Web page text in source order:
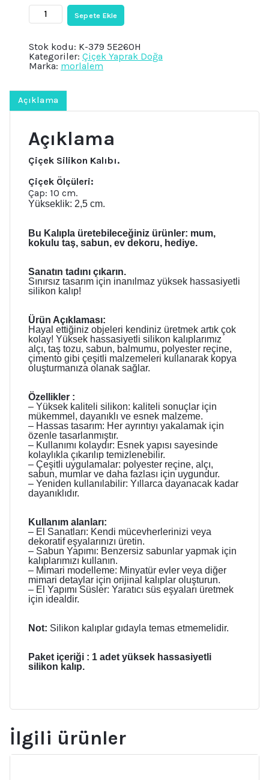
3
Boyutlu
Demeti
Silikon
Kalıp
Kokulu
Taş
Sabun
Mum
Kalıbı
adet
Sepete Ekle
Stok kodu: K-379 5E260H
Kategoriler: Çiçek Yaprak Doğa
Marka: morlalem
Açıklama
Açıklama
Çiçek Silikon Kalıbı.
Çiçek Ölçüleri:
Çap: 10 cm.
Yükseklik: 2,5 cm.
Bu Kalıpla üretebileceğiniz ürünler: mum,
kokulu taş, sabun, ev dekoru, hediye.
Sanatın tadını çıkarın.
Sınırsız tasarım için inanılmaz yüksek hassasiyetli
silikon kalıp!
Ürün Açıklaması:
Hayal ettiğiniz objeleri kendiniz üretmek artık çok
kolay! Yüksek hassasiyetli silikon kalıplarımız
alçı, taş tozu, sabun, balmumu, polyester reçine,
çimento gibi çeşitli malzemeleri kullanarak kopya
oluşturmanıza olanak sağlar.
Özellikler :
– Yüksek kaliteli silikon: kaliteli sonuçlar için
mükemmel, dayanıklı ve esnek malzeme.
– Hassas tasarım: Her ayrıntıyı yakalamak için
özenle tasarlanmıştır.
– Kullanımı kolaydır: Esnek yapısı sayesinde
kolaylıkla çıkarılıp temizlenebilir.
– Çeşitli uygulamalar: polyester reçine, alçı,
sabun, mumlar ve daha fazlası için uygundur.
– Yeniden kullanılabilir: Yıllarca dayanacak kadar
dayanıklıdır.
Kullanım alanları:
– El Sanatları: Kendi mücevherlerinizi veya
dekoratif eşyalarınızı üretin.
– Sabun Yapımı: Benzersiz sabunlar yapmak için
kalıplarımızı kullanın.
– Mimari modelleme: Minyatür evler veya diğer
mimari detaylar için orijinal kalıplar oluşturun.
– El Yapımı Süsler: Yaratıcı süs eşyaları üretmek
için idealdir.
Not: Silikon kalıplar gıdayla temas etmemelidir.
Paket içeriği : 1 adet yüksek hassasiyetli
silikon kalıp.
İlgili ürünler